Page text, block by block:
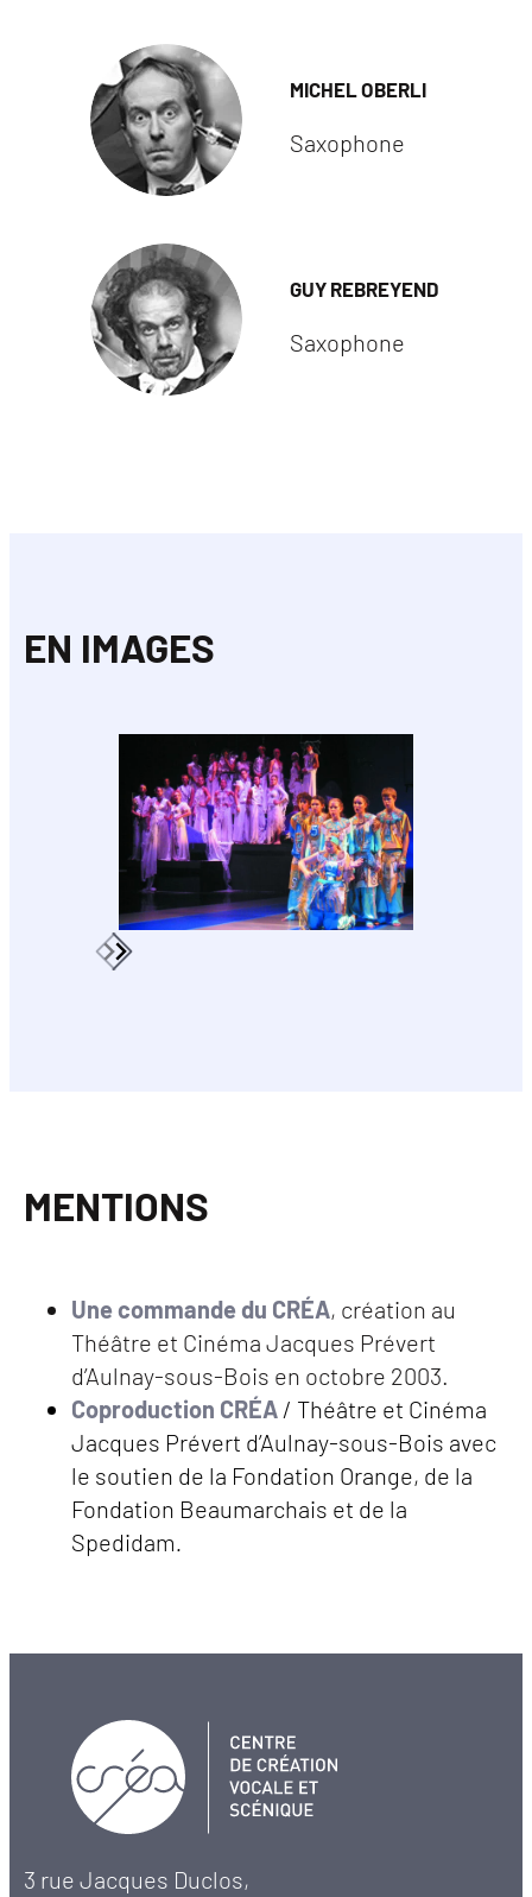
MICHEL OBERLI
Saxophone
GUY REBREYEND
Saxophone
EN IMAGES
MENTIONS
Une commande du CRÉA, création au
Théâtre et Cinéma Jacques Prévert
d’Aulnay-sous-Bois en octobre 2003.
Coproduction CRÉA / Théâtre et Cinéma
Jacques Prévert d’Aulnay-sous-Bois avec
le soutien de la Fondation Orange, de la
Fondation Beaumarchais et de la
Spedidam.
3 rue Jacques Duclos,